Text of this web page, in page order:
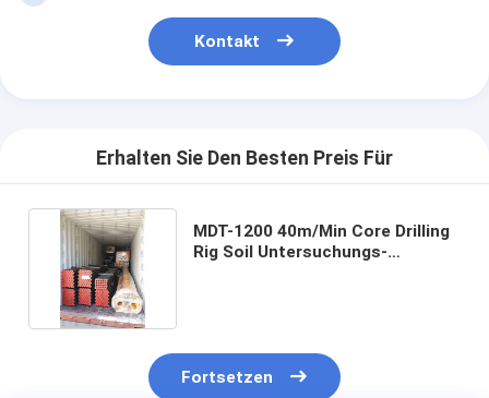
Kontakt
Erhalten Sie Den Besten Preis Für
MDT-1200 40m/Min Core Drilling
Rig Soil Untersuchungs-
Fortsetzen